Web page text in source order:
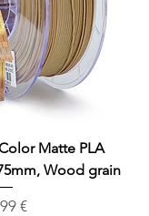
Matte PLA
Wood grain
€